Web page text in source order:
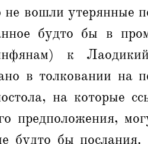
вошли утерянные
будто бы в
к
в толковании на
на которые
предположения,
будто бы